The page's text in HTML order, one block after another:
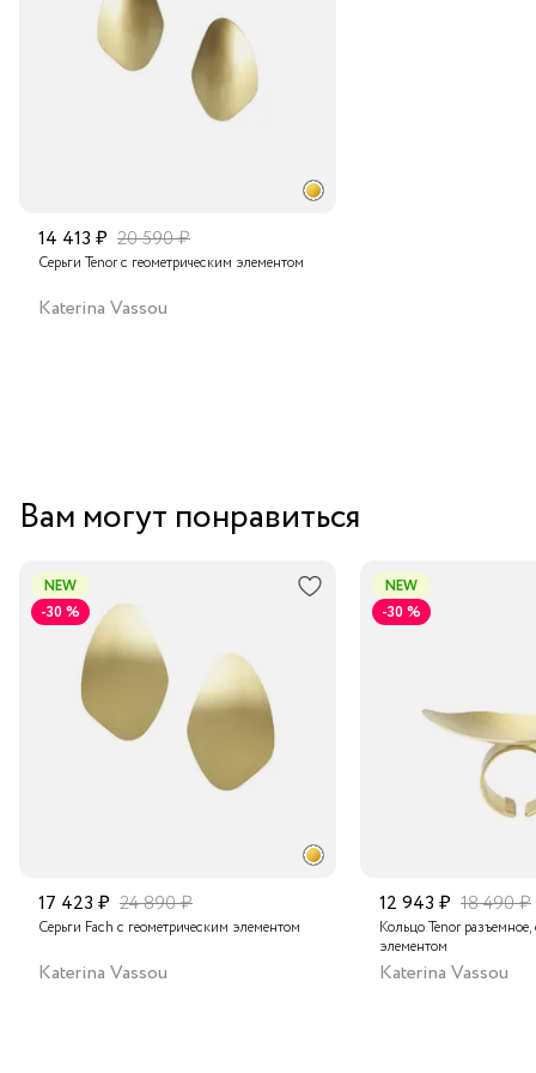
Подробнее о сроках доставки
14 413 ₽ 20 590 ₽
Серьги Tenor с геометрическим элементом
Katerina Vassou
Вам могут понравиться
NEW
-30 %
17 423 ₽ 24 890 ₽
Серьги Fach с геометрическим элементом
Katerina Vassou
NEW
-30 %
12 943 ₽ 18 490 ₽
Кольцо Tenor
элементом
Katerina Vassou